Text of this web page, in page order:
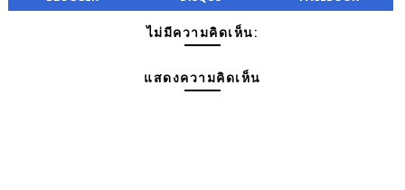
ไม่มีความคิดเห็น:
แสดงความคิดเห็น